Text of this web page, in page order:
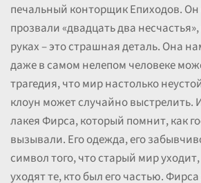
печальный конторщик Епиходов.
прозвали «двадцать два
руках – это страшная деталь. Она
даже в самом нелепом человеке
трагедия, что мир настолько
клоун может случайно выстрелить.
лакея Фирса, который помнит, как
вызывали. Его одежда, его
символ того, что старый мир
уходят те, кто был его частью.